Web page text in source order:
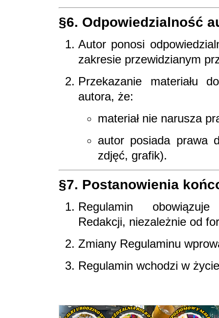
§6. Odpowiedzialność
Autor ponosi
zakresie przewidzianym
Przekazanie materiału
autora, że:
materiał nie narusza
autor posiada prawa
zdjęć, grafik).
§7. Postanowienia
Regulamin
Redakcji, niezależnie od
Zmiany Regulaminu
Regulamin wchodzi w